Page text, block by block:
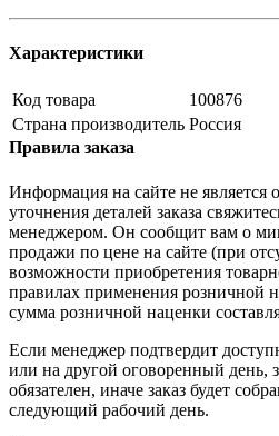
Характеристики
Код товара
100876
Страна производитель Россия
Правила заказа
Информация на сайте не является
уточнения деталей заказа
менеджером. Он сообщит вам о
продажи по цене на сайте (при
возможности приобретения
правилах применения розничной
сумма розничной наценки
Если менеджер подтвердит
или на другой оговоренный день,
обязателен, иначе заказ будет
следующий рабочий день.